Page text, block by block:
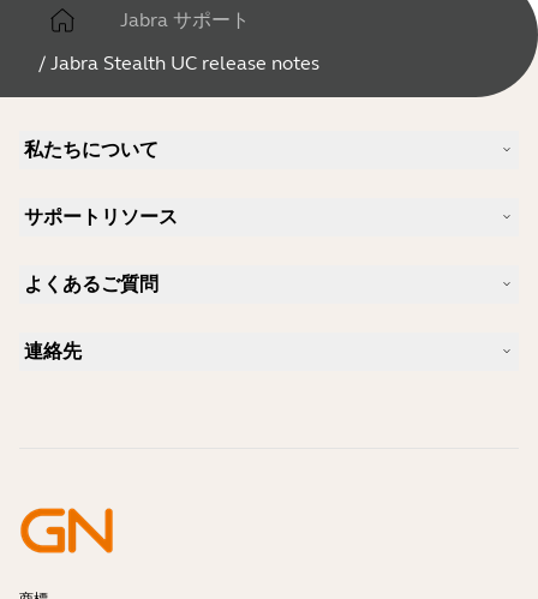
Jabra サポート
/ Jabra Stealth UC release notes
私たちについて
キャリア
ニュースとプレスリリース
サポートリソース
ユーザーマニュアル
互換性ガイド
よくあるご質問
iPhone に適したヘッドセットは？
連絡先
企業向け、製品のエンド オブ ライフ ポリシー
開発者プログラム